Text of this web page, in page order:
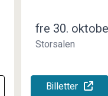
fre 30.
Storsalen
Billetter